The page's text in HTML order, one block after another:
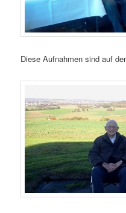
Diese Aufnahmen sind auf